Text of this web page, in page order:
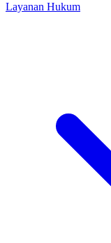
Layanan Hukum